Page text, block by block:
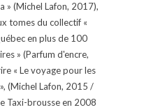
» (Michel Lafon, 2017),
tomes du collectif «
en plus de 100
» (Parfum d'encre,
« Le voyage pour les
(Michel Lafon, 2015 /
Taxi-brousse en 2008